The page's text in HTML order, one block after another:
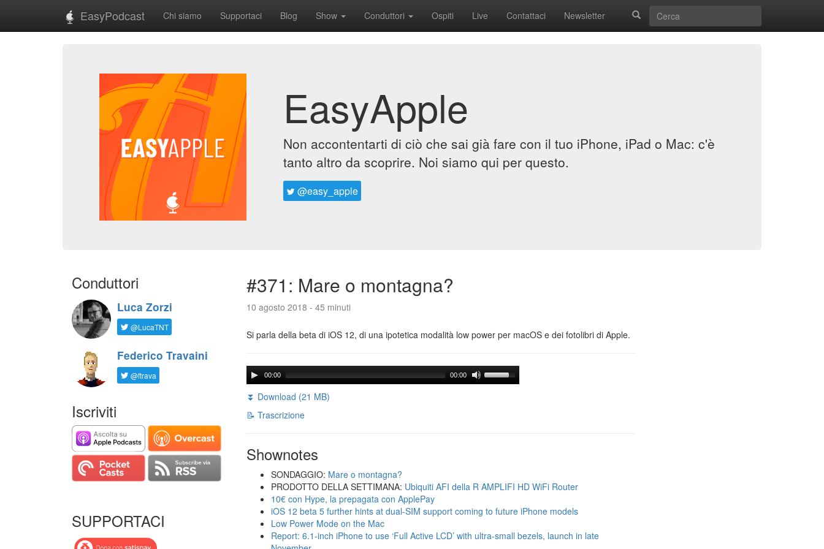
EasyPodcast Chi siamo Supportaci Blog Show Conduttori Ospiti Live Contattaci Newsletter
EasyApple
Non accontentarti di ciò che sai già fare con il tuo iPhone, iPad o Mac: c'è
tanto altro da scoprire. Noi siamo qui per questo.
@easy_apple
Conduttori
Luca Zorzi
@LucaTNT
Federico Travaini
@ftrava
Iscriviti
SUPPORTACI
#371: Mare o montagna?
10 agosto 2018 - 45 minuti
Si parla della beta di iOS 12, di una ipotetica modalità low power per macOS e dei fotolibri di Apple.
00:00 00:00
⏬ Download (21 MB)
📝 Trascrizione
Shownotes
SONDAGGIO: Mare o montagna?
PRODOTTO DELLA SETTIMANA: Ubiquiti AFI della R AMPLIFI HD WiFi Router
10€ con Hype, la prepagata con ApplePay
iOS 12 beta 5 further hints at dual-SIM support coming to future iPhone models
Low Power Mode on the Mac
Report: 6.1-inch iPhone to use ‘Full Active LCD’ with ultra-small bezels, launch in late